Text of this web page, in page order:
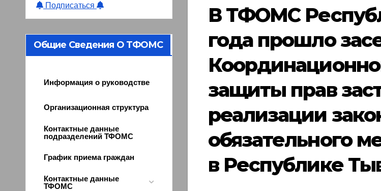
Подписаться
Общие Сведения О ТФОМС
Информация о руководстве
Организационная структура
Контактные данные
подразделений ТФОМС
График приема граждан
Контактные данные
ТФОМС
В ТФОМС
года прошло
защиты прав
реализации
обязательного
в Республике